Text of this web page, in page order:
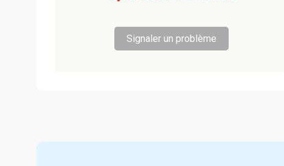
Signaler un problème